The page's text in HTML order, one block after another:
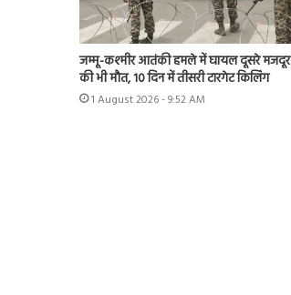
जम्मू-कश्मीर आतंकी हमले में घायल दूसरे मजदूर
की भी मौत, 10 दिन में तीसरी टारगेट किलिंग
1 August 2026 - 9:52 AM